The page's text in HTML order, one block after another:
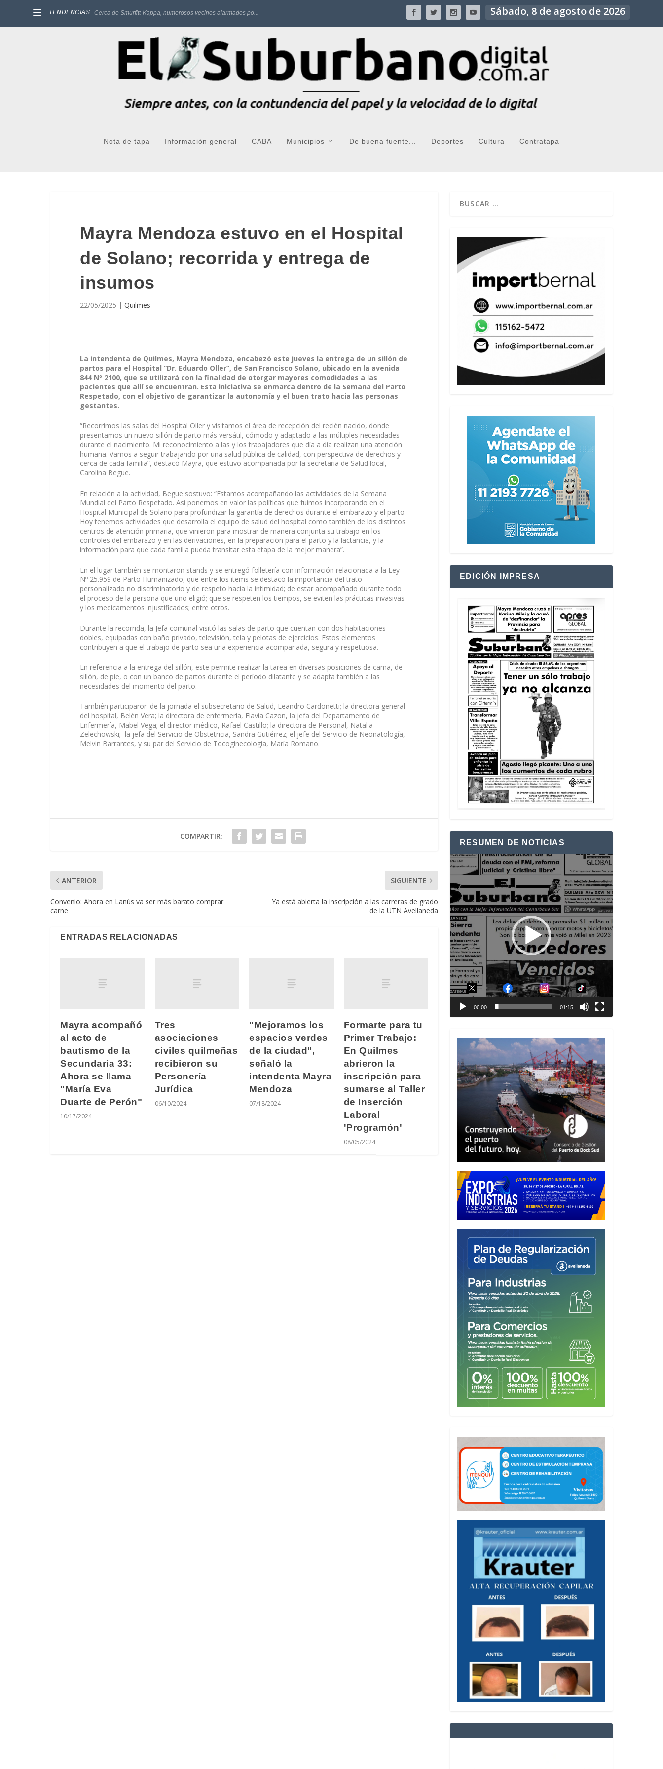
TENDENCIAS: Cerca de Smurfitt-Kappa, numerosos vecinos alarmados po... Sábado, 8 de agosto de 2026
Nota de tapa Información general CABA Municipios De buena fuente... Deportes Cultura Contratapa
Mayra Mendoza estuvo en el Hospital
de Solano; recorrida y entrega de
insumos
22/05/2025 | Quilmes
La intendenta de Quilmes, Mayra Mendoza, encabezó este jueves la entrega de un sillón de
partos para el Hospital “Dr. Eduardo Oller”, de San Francisco Solano, ubicado en la avenida
844 Nº 2100, que se utilizará con la finalidad de otorgar mayores comodidades a las
pacientes que allí se encuentran. Esta iniciativa se enmarca dentro de la Semana del Parto
Respetado, con el objetivo de garantizar la autonomía y el buen trato hacia las personas
gestantes.
“Recorrimos las salas del Hospital Oller y visitamos el área de recepción del recién nacido, donde
presentamos un nuevo sillón de parto más versátil, cómodo y adaptado a las múltiples necesidades
durante el nacimiento. Mi reconocimiento a las y los trabajadores que día a día realizan una atención
humana. Vamos a seguir trabajando por una salud pública de calidad, con perspectiva de derechos y
cerca de cada familia”, destacó Mayra, que estuvo acompañada por la secretaria de Salud local,
Carolina Begue.
En relación a la actividad, Begue sostuvo: “Estamos acompañando las actividades de la Semana
Mundial del Parto Respetado. Así ponemos en valor las políticas que fuimos incorporando en el
Hospital Municipal de Solano para profundizar la garantía de derechos durante el embarazo y el parto.
Hoy tenemos actividades que desarrolla el equipo de salud del hospital como también de los distintos
centros de atención primaria, que vinieron para mostrar de manera conjunta su trabajo en los
controles del embarazo y en las derivaciones, en la preparación para el parto y la lactancia, y la
información para que cada familia pueda transitar esta etapa de la mejor manera”.
En el lugar también se montaron stands y se entregó folletería con información relacionada a la Ley
Nº 25.959 de Parto Humanizado, que entre los ítems se destacó la importancia del trato
personalizado no discriminatorio y de respeto hacia la intimidad; de estar acompañado durante todo
el proceso de la persona que uno eligió; que se respeten los tiempos, se eviten las prácticas invasivas
y los medicamentos injustificados; entre otros.
Durante la recorrida, la Jefa comunal visitó las salas de parto que cuentan con dos habitaciones
dobles, equipadas con baño privado, televisión, tela y pelotas de ejercicios. Estos elementos
contribuyen a que el trabajo de parto sea una experiencia acompañada, segura y respetuosa.
En referencia a la entrega del sillón, este permite realizar la tarea en diversas posiciones de cama, de
sillón, de pie, o con un banco de partos durante el período dilatante y se adapta también a las
necesidades del momento del parto.
También participaron de la jornada el subsecretario de Salud, Leandro Cardonetti; la directora general
del hospital, Belén Vera; la directora de enfermería, Flavia Cazon, la jefa del Departamento de
Enfermería, Mabel Vega; el director médico, Rafael Castillo; la directora de Personal, Natalia
Zelechowski; la jefa del Servicio de Obstetricia, Sandra Gutiérrez; el jefe del Servicio de Neonatología,
Melvin Barrantes, y su par del Servicio de Tocoginecología, María Romano.
COMPARTIR:
ANTERIOR
Convenio: Ahora en Lanús va ser más barato comprar
carne
SIGUIENTE
Ya está abierta la inscripción a las carreras de grado
de la UTN Avellaneda
ENTRADAS RELACIONADAS
Mayra acompañó
al acto de
bautismo de la
Secundaria 33:
Ahora se llama
"María Eva
Duarte de Perón"
10/17/2024
Tres
asociaciones
civiles quilmeñas
recibieron su
Personería
Jurídica
06/10/2024
"Mejoramos los
espacios verdes
de la ciudad",
señaló la
intendenta Mayra
Mendoza
07/18/2024
Formarte para tu
Primer Trabajo:
En Quilmes
abrieron la
inscripción para
sumarse al Taller
de Inserción
Laboral
'Programón'
08/05/2024
EDICIÓN IMPRESA
RESUMEN DE NOTICIAS
Reproductor
de
vídeo
00:00 01:15